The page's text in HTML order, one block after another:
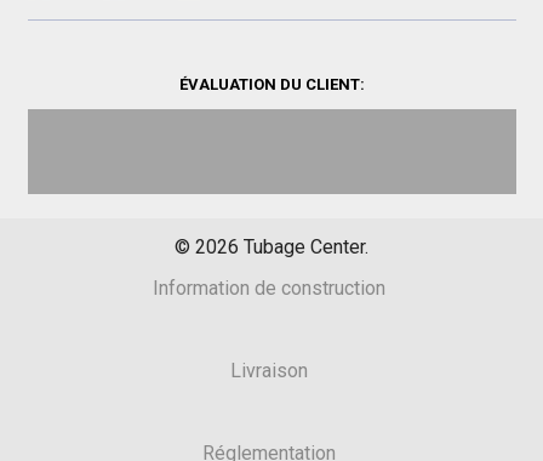
ÉVALUATION DU CLIENT:
© 2026 Tubage Center.
Information de construction
Livraison
Réglementation